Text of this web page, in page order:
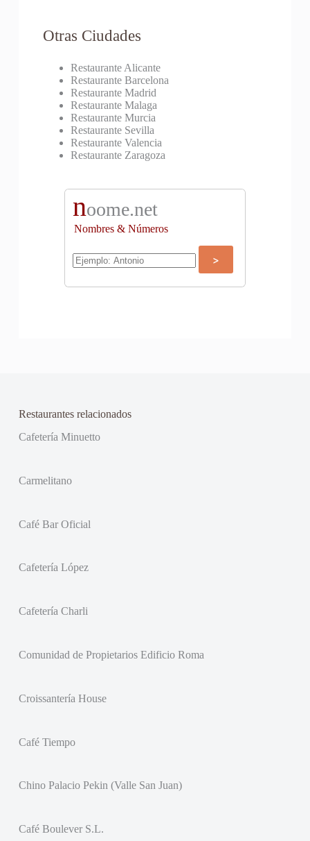
Otras Ciudades
Restaurante Alicante
Restaurante Barcelona
Restaurante Madrid
Restaurante Malaga
Restaurante Murcia
Restaurante Sevilla
Restaurante Valencia
Restaurante Zaragoza
noome.net
Nombres & Números
Restaurantes relacionados
Cafetería Minuetto
Carmelitano
Café Bar Oficial
Cafetería López
Cafetería Charli
Comunidad de Propietarios Edificio Roma
Croissantería House
Café Tiempo
Chino Palacio Pekin (Valle San Juan)
Café Boulever S.L.